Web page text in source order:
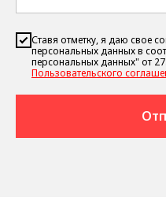
Ставя отметку, я даю свое
персональных данных в
персональных данных" от
Пользовательского